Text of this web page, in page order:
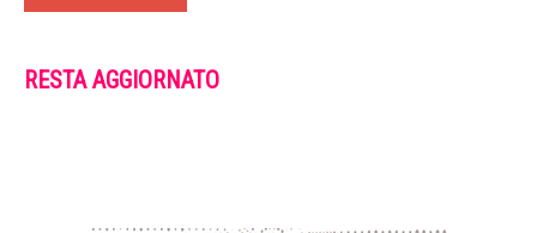
RESTA AGGIORNATO